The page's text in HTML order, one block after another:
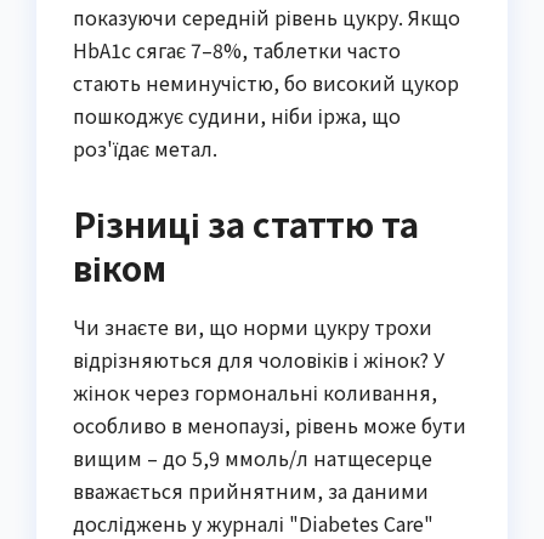
показуючи середній рівень цукру. Якщо
HbA1c сягає 7–8%, таблетки часто
стають неминучістю, бо високий цукор
пошкоджує судини, ніби іржа, що
роз'їдає метал.
Різниці за статтю та
віком
Чи знаєте ви, що норми цукру трохи
відрізняються для чоловіків і жінок? У
жінок через гормональні коливання,
особливо в менопаузі, рівень може бути
вищим – до 5,9 ммоль/л натщесерце
вважається прийнятним, за даними
досліджень у журналі "Diabetes Care"